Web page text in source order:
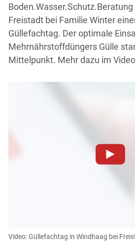
Freistadt bei Familie Winter
Güllefachtag. Der optimale
Mehrnährstoffdüngers Gülle
Mittelpunkt. Mehr dazu im
einsehen und
Video: Güllefachtag in Windhaag bei